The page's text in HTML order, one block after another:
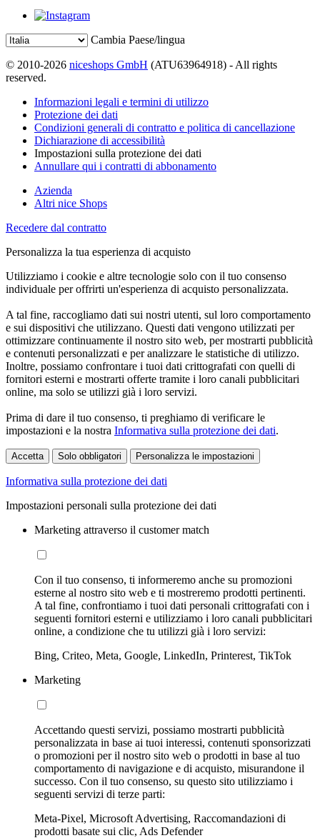
Cambia Paese/lingua
© 2010-2026 niceshops GmbH (ATU63964918) - All rights
reserved.
Informazioni legali e termini di utilizzo
Protezione dei dati
Condizioni generali di contratto e politica di cancellazione
Dichiarazione di accessibilità
Impostazioni sulla protezione dei dati
Annullare qui i contratti di abbonamento
Azienda
Altri nice Shops
Recedere dal contratto
Personalizza la tua esperienza di acquisto
Utilizziamo i cookie e altre tecnologie solo con il tuo consenso
individuale per offrirti un'esperienza di acquisto personalizzata.
A tal fine, raccogliamo dati sui nostri utenti, sul loro comportamento
e sui dispositivi che utilizzano. Questi dati vengono utilizzati per
ottimizzare continuamente il nostro sito web, per mostrarti pubblicità
e contenuti personalizzati e per analizzare le statistiche di utilizzo.
Inoltre, possiamo confrontare i tuoi dati crittografati con quelli di
fornitori esterni e mostrarti offerte tramite i loro canali pubblicitari
online, ma solo se utilizzi già i loro servizi.
Prima di dare il tuo consenso, ti preghiamo di verificare le
impostazioni e la nostra Informativa sulla protezione dei dati.
Accetta Solo obbligatori Personalizza le impostazioni
Informativa sulla protezione dei dati
Impostazioni personali sulla protezione dei dati
Marketing attraverso il customer match
Con il tuo consenso, ti informeremo anche su promozioni
esterne al nostro sito web e ti mostreremo prodotti pertinenti.
A tal fine, confrontiamo i tuoi dati personali crittografati con i
seguenti fornitori esterni e utilizziamo i loro canali pubblicitari
online, a condizione che tu utilizzi già i loro servizi:
Bing, Criteo, Meta, Google, LinkedIn, Printerest, TikTok
Marketing
Accettando questi servizi, possiamo mostrarti pubblicità
personalizzata in base ai tuoi interessi, contenuti sponsorizzati
o promozioni per il nostro sito web o prodotti in base al tuo
comportamento di navigazione e di acquisto, misurandone il
successo. Con il tuo consenso, su questo sito utilizziamo i
seguenti servizi di terze parti:
Meta-Pixel, Microsoft Advertising, Raccomandazioni di
prodotti basate sui clic, Ads Defender